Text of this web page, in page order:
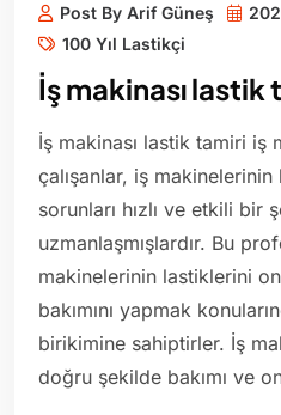
Post By Arif Güneş
100 Yıl Lastikçi
İş makinası lastik
İş makinası lastik tamiri iş
çalışanlar, iş
sorunları hızlı ve etkili
uzmanlaşmışlardır. Bu
makinelerinin lastiklerini
bakımını yapmak
birikimine sahiptirler. İş
doğru şekilde bakımı ve